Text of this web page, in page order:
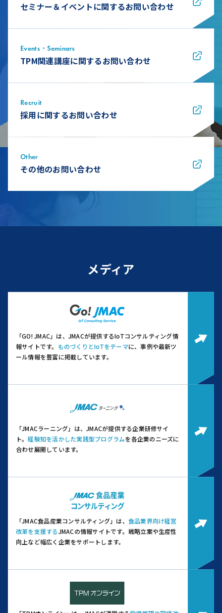
セミナー＆イベントに関するお問い合わせ
Events・Seminars
TPM関連講座に関するお問い合わせ
Recruit
採用に関するお問い合わせ
Other
その他のお問い合わせ
メディア
「GO! JMAC」は、JMACが提供するIoTコンサルティング情
報サイトです。 ものづくりとIoTをテーマに、事例や最新ツ
ール情報を豊富に掲載しています。
「JMACラーニング」は、JMACが提供する企業研修サイ
ト。経験知を活かした実践型プログラムを各企業のニーズに
合わせ展開しています。
「JMAC食品産業コンサルティング」は、 食品業界向け経営
改革を支援するJMACの情報サイトです。 戦略立案や生産性
向上など幅広く企業をサポートします。